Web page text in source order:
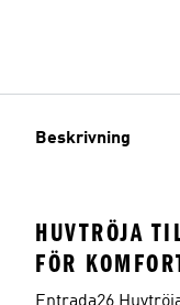
Beskrivning
HUVTRÖJA
FÖR